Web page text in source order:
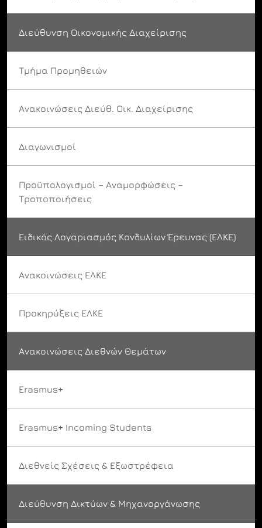
Διεύθυνση Οικονομικής Διαχείρισης
Τμήμα Προμηθειών
Ανακοινώσεις Διεύθ. Οικ. Διαχείρισης
Διαγωνισμοί
Προϋπολογισμοί – Αναμορφώσεις –
Τροποποιήσεις
Ειδικός Λογαριασμός Κονδυλίων Έρευνας (ΕΛΚΕ)
Ανακοινώσεις ΕΛΚΕ
Προκηρύξεις ΕΛΚΕ
Ανακοινώσεις Διεθνών Θεμάτων
Erasmus+
Erasmus+ Incoming Students
Διεθνείς Σχέσεις & Εξωστρέφεια
Διεύθυνση Δικτύων & Μηχανοργάνωσης